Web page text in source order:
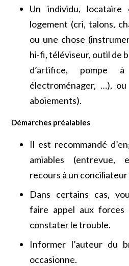
Un individu, locataire
logement (cri, talons,
ou une chose
hi-fi, téléviseur, outil de
d’artifice, pompe
électroménager, …),
aboiements).
Démarches préalables
Il est recommandé
amiables (entrevue,
recours à un
Dans certains cas,
faire appel aux forces
constater le trouble.
Informer l’auteur du
occasionne.